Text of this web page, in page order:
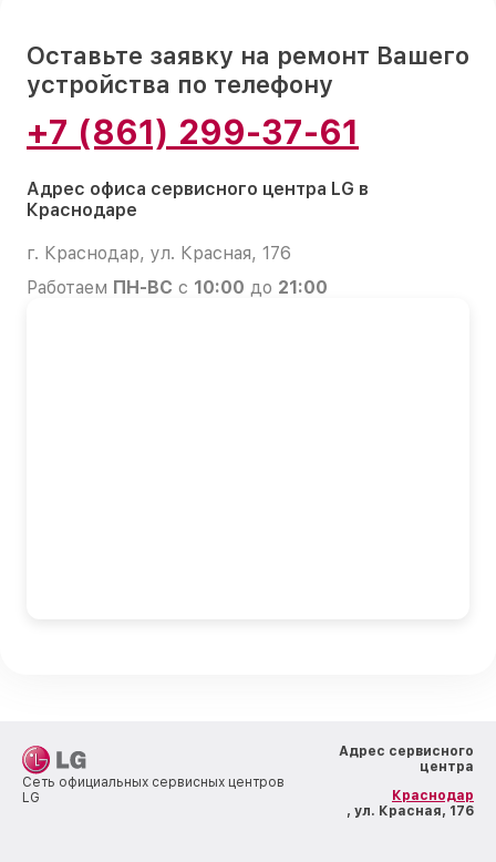
Оставьте заявку на ремонт Вашего
устройства по телефону
+7 (861) 299-37-61
Адрес офиса сервисного центра LG в
Краснодаре
г. Краснодар, ул. Красная, 176
Работаем ПН-ВС с 10:00 до 21:00
Сеть официальных сервисных центров
LG
Адрес сервисного
центра
Краснодар
, ул. Красная, 176